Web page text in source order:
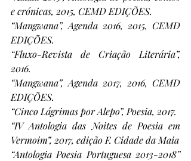
e crónicas, 2015, CEMD EDIÇÕES.
“Mangwana”, Agenda 2016, 2015, CEMD
EDIÇÕES.
“Fluxo-Revista de Criação Literária”,
2016.
“Mangwana”, Agenda 2017, 2016, CEMD
EDIÇÕES.
“Cinco Lágrimas por Alepo”, Poesia, 2017.
“IV Antologia das Noites de Poesia em
Vermoim”, 2017, edição F. Cidade da Maia
“Antologia Poesia Portuguesa 2013-2018”